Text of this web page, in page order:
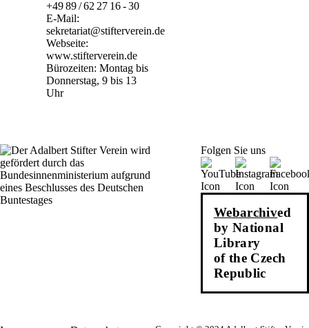
+49 89 / 62 27 16 - 30
E-Mail:
sekretariat@stifterverein.de
Webseite:
www.stifterverein.de
Bürozeiten: Montag bis
Donnerstag, 9 bis 13
Uhr
Folgen Sie uns
Webarchived
by National
Library
of the Czech
Republic